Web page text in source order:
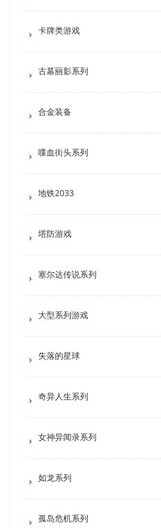
卡牌类游戏
古墓丽影系列
合金装备
喋血街头系列
地铁2033
塔防游戏
塞尔达传说系列
大型系列游戏
失落的星球
奇异人生系列
女神异闻录系列
如龙系列
孤岛危机系列